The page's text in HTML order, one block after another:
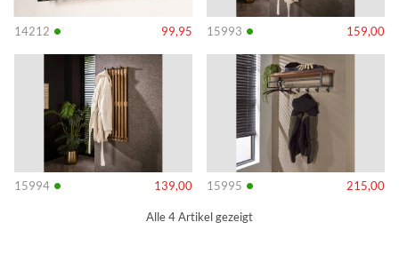
14212 • 99,95 15993 • 159,00
15994 • 139,00
Info
15995 • 215,00
Info
Alle 4 Artikel gezeigt